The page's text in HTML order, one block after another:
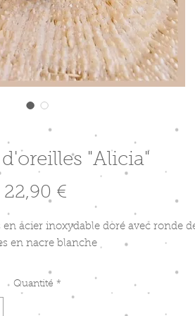
"Alicia"
22,90 €
acier inoxydable doré avec ronde
en nacre blanche
Quantité *